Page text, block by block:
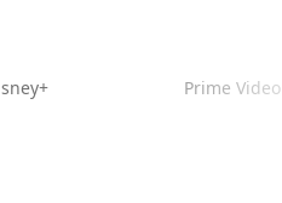
Prime Video